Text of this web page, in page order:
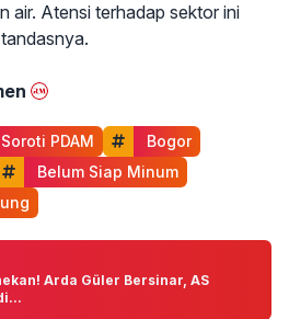
air. Atensi terhadap sektor ini
Soroti PDAM
Bogor
Belum Siap Minum
Arda Güler Bersinar, AS